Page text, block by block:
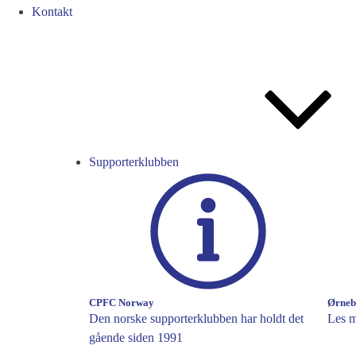
Kontakt
Supporterklubben
CPFC Norway
Den norske supporterklubben har holdt det
gående siden 1991
Les